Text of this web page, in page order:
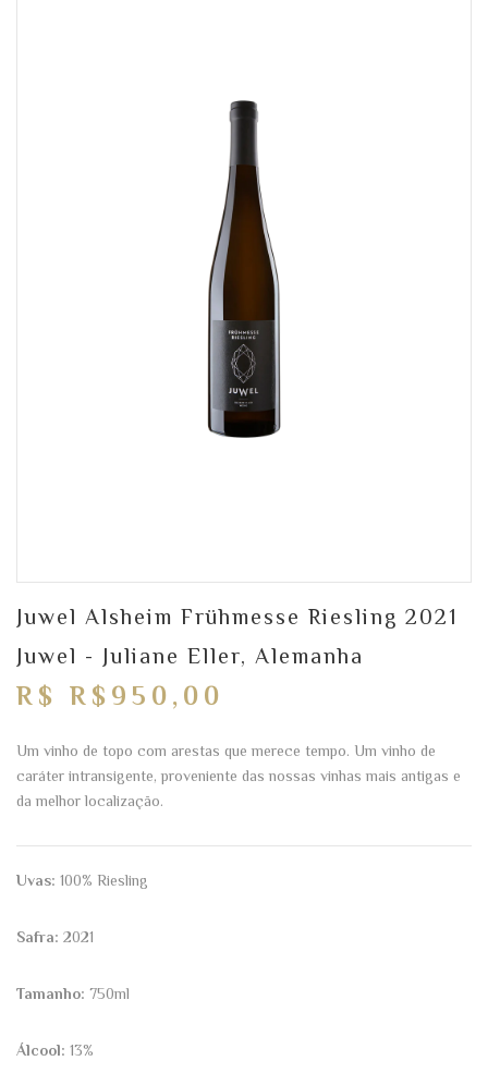
Juwel Alsheim Frühmesse Riesling 2021
Juwel - Juliane Eller, Alemanha
R$ R$950,00
Um vinho de topo com arestas que merece tempo. Um vinho de
caráter intransigente, proveniente das nossas vinhas mais antigas e
da melhor localização.
Uvas: 100% Riesling
Safra: 2021
Tamanho: 750ml
Álcool: 13%